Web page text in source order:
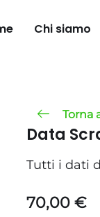
Chi siamo
Torna
Data
Tutti i dati
70,00 €